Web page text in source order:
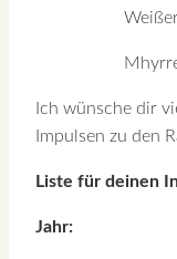
Ich wünsche dir
Impulsen zu den
Liste für deinen
Jahr: